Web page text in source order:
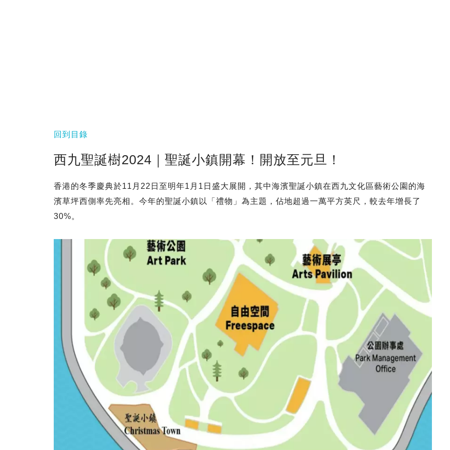
回到目錄
西九聖誕樹2024｜聖誕小鎮開幕！開放至元旦！
香港的冬季慶典於11月22日至明年1月1日盛大展開，其中海濱聖誕小鎮在西九文化區藝術公園的海
濱草坪西側率先亮相。今年的聖誕小鎮以「禮物」為主題，佔地超過一萬平方英尺，較去年增長了
30%。